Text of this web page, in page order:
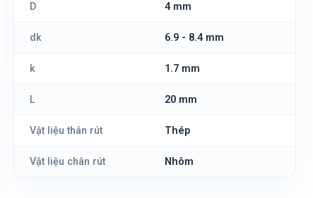
D 4 mm
dk 6.9 - 8.4 mm
k 1.7 mm
L 20 mm
Vật liệu thân rút Thép
Vật liệu chân rút Nhôm